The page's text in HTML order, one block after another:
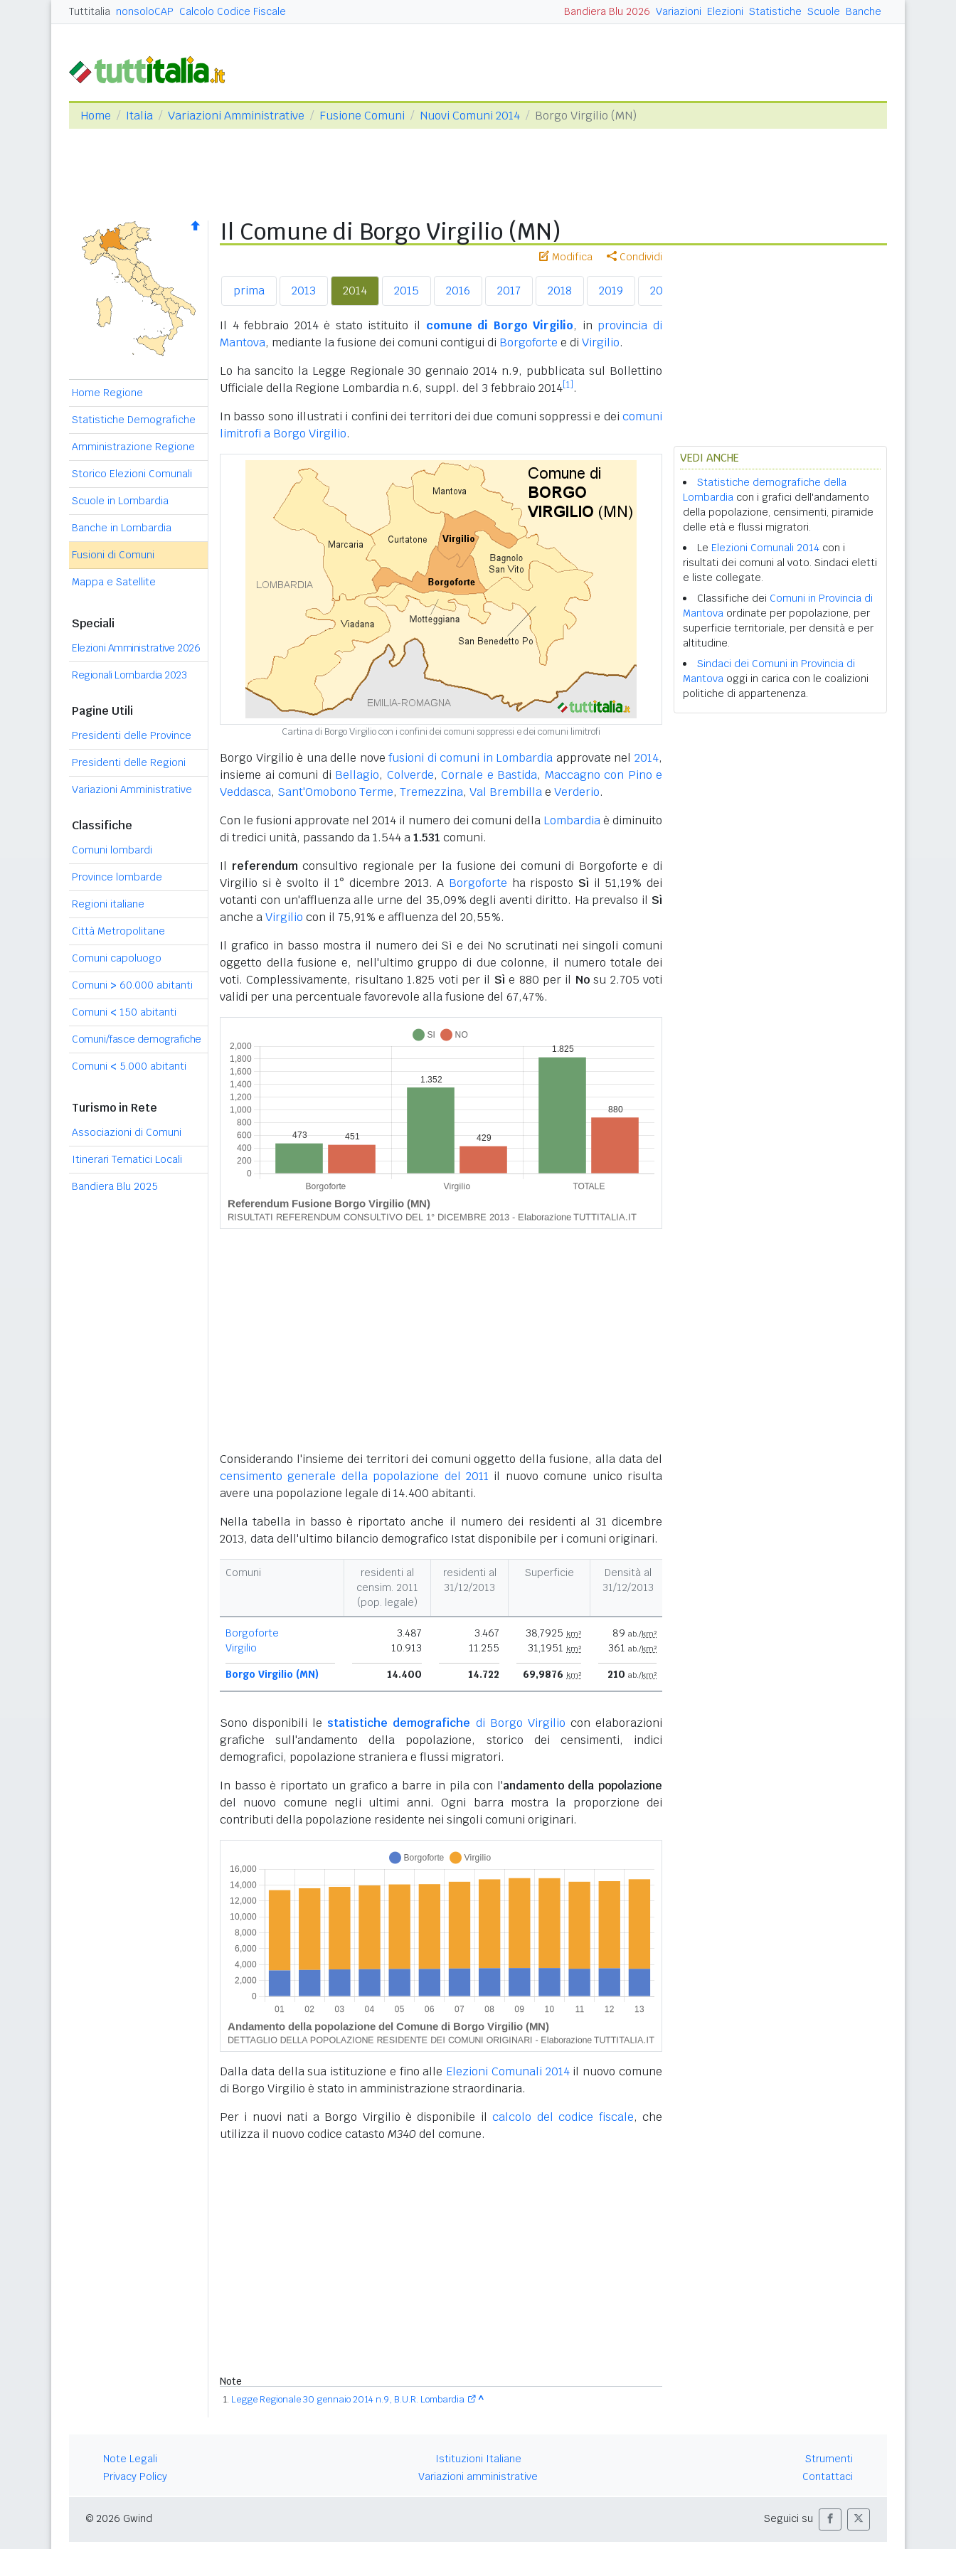
Tuttitalia nonsoloCAP Calcolo Codice Fiscale Bandiera Blu 2026 Variazioni Elezioni Statistiche Scuole Banche
Home Italia Variazioni Amministrative Fusione Comuni Nuovi Comuni 2014 Borgo Virgilio (MN)
Home Regione
Statistiche Demografiche
Amministrazione Regione
Storico Elezioni Comunali
Scuole in Lombardia
Banche in Lombardia
Fusioni di Comuni
Mappa e Satellite
Speciali
Elezioni Amministrative 2026
Regionali Lombardia 2023
Pagine Utili
Presidenti delle Province
Presidenti delle Regioni
Variazioni Amministrative
Classifiche
Comuni lombardi
Province lombarde
Regioni italiane
Città Metropolitane
Comuni capoluogo
Comuni > 60.000 abitanti
Comuni < 150 abitanti
Comuni/fasce demografiche
Comuni < 5.000 abitanti
Turismo in Rete
Associazioni di Comuni
Itinerari Tematici Locali
Bandiera Blu 2025
Il Comune di Borgo Virgilio (MN)
Modifica Condividi
prima 2013 2014 2015 2016 2017 2018 2019 2020
Il 4 febbraio 2014 è stato istituito il comune di Borgo Virgilio, in provincia di
Mantova, mediante la fusione dei comuni contigui di Borgoforte e di Virgilio.
Lo ha sancito la Legge Regionale 30 gennaio 2014 n.9, pubblicata sul Bollettino
Ufficiale della Regione Lombardia n.6, suppl. del 3 febbraio 2014 [1] .
In basso sono illustrati i confini dei territori dei due comuni soppressi e dei comuni
limitrofi a Borgo Virgilio.
Cartina di Borgo Virgilio con i confini dei comuni soppressi e dei comuni limitrofi
Borgo Virgilio è una delle novefusioni di comuni in Lombardia approvate nel2014,
insieme ai comuni di Bellagio, Colverde, Cornale e Bastida, Maccagno con Pino e
Veddasca, Sant'Omobono Terme, Tremezzina, Val Brembillae Verderio.
Con le fusioni approvate nel 2014 il numero dei comuni della Lombardiaè diminuito
di tredici unità, passando da 1.544 a1.531 comuni.
Il referendum consultivo regionale per la fusione dei comuni di Borgoforte e di
Virgilio si è svolto il 1° dicembre 2013. A Borgoforte ha risposto Sì il 51,19% dei
votanti con un'affluenza alle urne del 35,09% degli aventi diritto. Ha prevalso il Sì
anche aVirgilio con il 75,91% e affluenza del 20,55%.
Il grafico in basso mostra il numero dei Sì e dei No scrutinati nei singoli comuni
oggetto della fusione e, nell'ultimo gruppo di due colonne, il numero totale dei
voti. Complessivamente, risultano 1.825 voti per il Sì e 880 per il Nosu 2.705 voti
validi per una percentuale favorevole alla fusione del 67,47%.
Considerando l'insieme dei territori dei comuni oggetto della fusione, alla data del
censimento generale della popolazione del 2011 il nuovo comune unico risulta
avere una popolazione legale di 14.400 abitanti.
Nella tabella in basso è riportato anche il numero dei residenti al 31 dicembre
2013, data dell'ultimo bilancio demografico Istat disponibile per i comuni originari.
Comuni
residenti al
censim. 2011
(pop. legale)
residenti al
31/12/2013
Superficie
Densità al
31/12/2013
Borgoforte
Virgilio
Borgo Virgilio (MN)
3.487
10.913
14.400
3.467
11.255
14.722
38,7925 km²
31,1951 km²
69,9876 km²
89 ab./km²
361 ab./km²
210 ab./km²
Sono disponibili le statistiche demografiche di Borgo Virgilio con elaborazioni
grafiche sull'andamento della popolazione, storico dei censimenti, indici
demografici, popolazione straniera e flussi migratori.
In basso è riportato un grafico a barre in pila con l'andamento della popolazione
del nuovo comune negli ultimi anni. Ogni barra mostra la proporzione dei
contributi della popolazione residente nei singoli comuni originari.
Dalla data della sua istituzione e fino alle Elezioni Comunali 2014il nuovo comune
di Borgo Virgilio è stato in amministrazione straordinaria.
Per i nuovi nati a Borgo Virgilio è disponibile ilcalcolo del codice fiscale, che
utilizza il nuovo codice catasto M340 del comune.
Note
Legge Regionale 30 gennaio 2014 n.9, B.U.R. Lombardia ^
VEDI ANCHE
Statistiche demografiche della
Lombardia con i grafici dell'andamento
della popolazione, censimenti, piramide
delle età e flussi migratori.
Le Elezioni Comunali 2014 con i
risultati dei comuni al voto. Sindaci eletti
e liste collegate.
Classifiche dei Comuni in Provincia di
Mantova ordinate per popolazione, per
superficie territoriale, per densità e per
altitudine.
Sindaci dei Comuni in Provincia di
Mantova oggi in carica con le coalizioni
politiche di appartenenza.
Note Legali
Privacy Policy
Istituzioni Italiane
Variazioni amministrative
Strumenti
Contattaci
© 2026 Gwind Seguici su